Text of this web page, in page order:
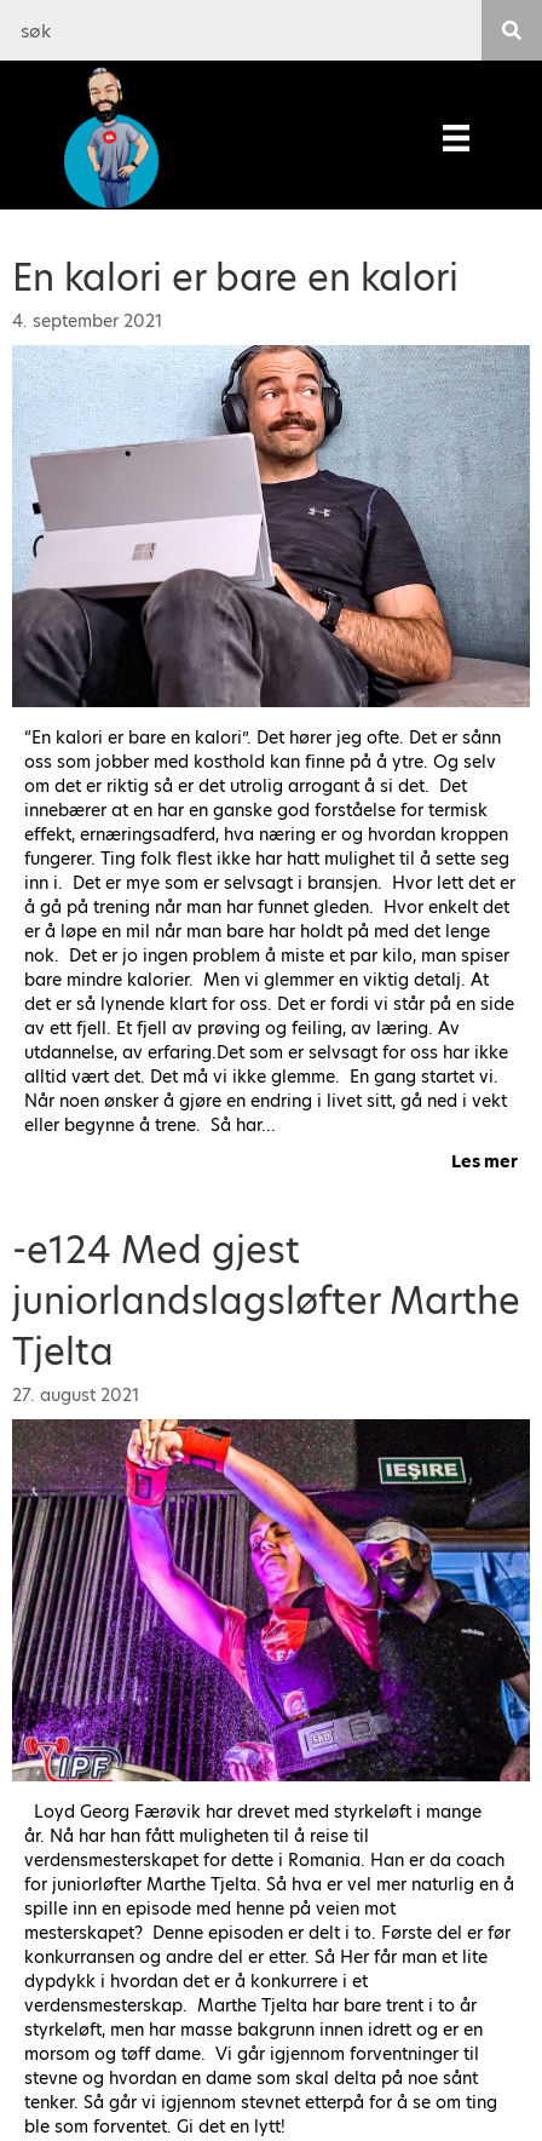
En kalori er bare en kalori
4. september 2021
“En kalori er bare en kalori”. Det hører jeg ofte. Det er sånn
oss som jobber med kosthold kan finne på å ytre. Og selv
om det er riktig så er det utrolig arrogant å si det. Det
innebærer at en har en ganske god forståelse for termisk
effekt, ernæringsadferd, hva næring er og hvordan kroppen
fungerer. Ting folk flest ikke har hatt mulighet til å sette seg
inn i. Det er mye som er selvsagt i bransjen. Hvor lett det er
å gå på trening når man har funnet gleden. Hvor enkelt det
er å løpe en mil når man bare har holdt på med det lenge
nok. Det er jo ingen problem å miste et par kilo, man spiser
bare mindre kalorier. Men vi glemmer en viktig detalj. At
det er så lynende klart for oss. Det er fordi vi står på en side
av ett fjell. Et fjell av prøving og feiling, av læring. Av
utdannelse, av erfaring.Det som er selvsagt for oss har ikke
alltid vært det. Det må vi ikke glemme. En gang startet vi.
Når noen ønsker å gjøre en endring i livet sitt, gå ned i vekt
eller begynne å trene. Så har...
Les mer
-e124 Med gjest
juniorlandslagsløfter Marthe
Tjelta
27. august 2021
Loyd Georg Færøvik har drevet med styrkeløft i mange
år. Nå har han fått muligheten til å reise til
verdensmesterskapet for dette i Romania. Han er da coach
for juniorløfter Marthe Tjelta. Så hva er vel mer naturlig en å
spille inn en episode med henne på veien mot
mesterskapet? Denne episoden er delt i to. Første del er før
konkurransen og andre del er etter. Så Her får man et lite
dypdykk i hvordan det er å konkurrere i et
verdensmesterskap. Marthe Tjelta har bare trent i to år
styrkeløft, men har masse bakgrunn innen idrett og er en
morsom og tøff dame. Vi går igjennom forventninger til
stevne og hvordan en dame som skal delta på noe sånt
tenker. Så går vi igjennom stevnet etterpå for å se om ting
ble som forventet. Gi det en lytt!